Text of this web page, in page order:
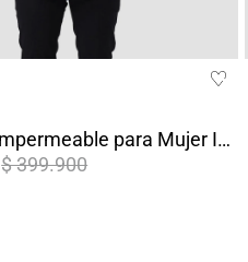
Chaqueta Impermeable para Mujer Iguazú Azul
$ 399.900